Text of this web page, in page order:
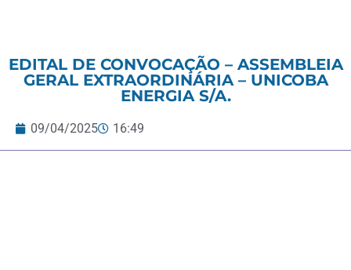
EDITAL DE CONVOCAÇÃO – ASSEMBLEIA
GERAL EXTRAORDINÁRIA – UNICOBA
ENERGIA S/A.
09/04/2025 16:49